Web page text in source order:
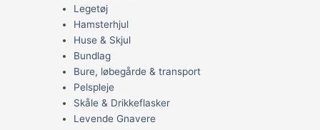
Legetøj
Hamsterhjul
Huse & Skjul
Bundlag
Bure, løbegårde & transport
Pelspleje
Skåle & Drikkeflasker
Levende Gnavere